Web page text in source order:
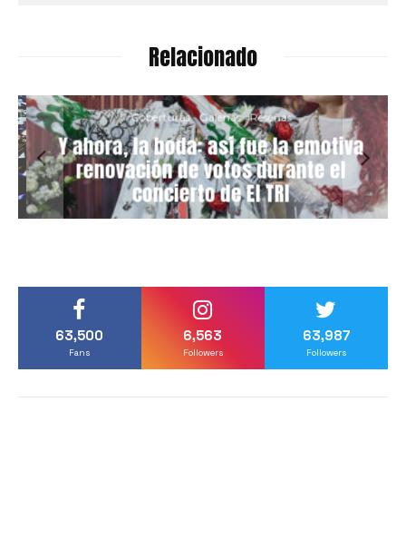
Relacionado
Coberturas Galerías Reseñas
Y ahora, la boda: así fue la emotiva
renovación de votos durante el
concierto de El TRI
63,500
Fans
6,563
Followers
63,987
Followers